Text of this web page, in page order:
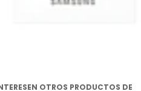
OTROS PRODUCTOS DE